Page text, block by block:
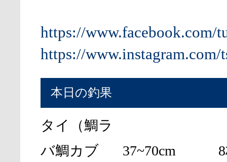
https://www.facebook.com/
https://www.instagram.com/
本日の釣果
タイ（鯛ラ
バ鯛カブ
37~70cm